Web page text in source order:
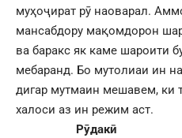
муҳоҷират рӯ наоварал.
мансабдору мақомдорон
ва баракс як каме шароити
мебаранд. Бо мутолиаи ин
дигар мутмаин мешавем, ки
халоси аз ин режим аст.
Рӯдакӣ